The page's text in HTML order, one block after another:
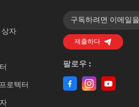
상자
로텍터
제출하다
팔로우 :